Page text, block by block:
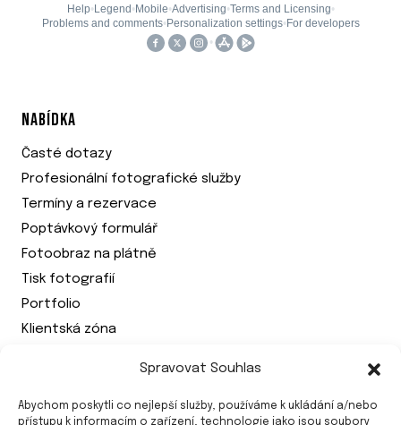
Spravovat Souhlas
Abychom poskytli co nejlepší služby, používáme k ukládání a/nebo
přístupu k informacím o zařízení, technologie jako jsou soubory
NABÍDKA
Časté dotazy
Profesionální fotografické služby
Termíny a rezervace
Poptávkový formulář
Fotoobraz na plátně
Tisk fotografií
Portfolio
Klientská zóna
Zásady cookies (EU)